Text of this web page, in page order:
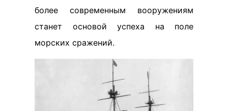
более современным вооружениям
станет основой успеха на поле
морских сражений.